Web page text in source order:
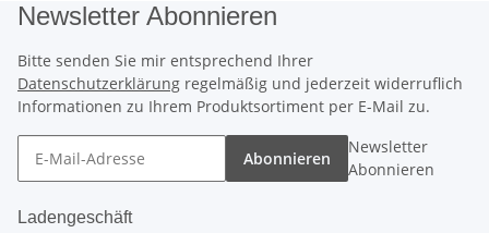
Newsletter Abonnieren
Bitte senden Sie mir entsprechend Ihrer
Datenschutzerklärung regelmäßig und jederzeit widerruflich
Informationen zu Ihrem Produktsortiment per E-Mail zu.
Abonnieren
Newsletter
Abonnieren
Ladengeschäft